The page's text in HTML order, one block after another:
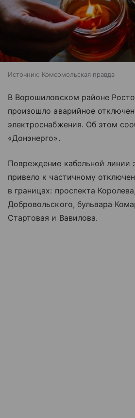
Источник: Комсомольская правда
В Ворошиловском районе
произошло аварийное
электроснабжения. Об этом
«Донэнерго».
Повреждение кабельной линии
привело к частичному
в границах: проспекта
Добровольского, бульвара
Стартовая и Вавилова.